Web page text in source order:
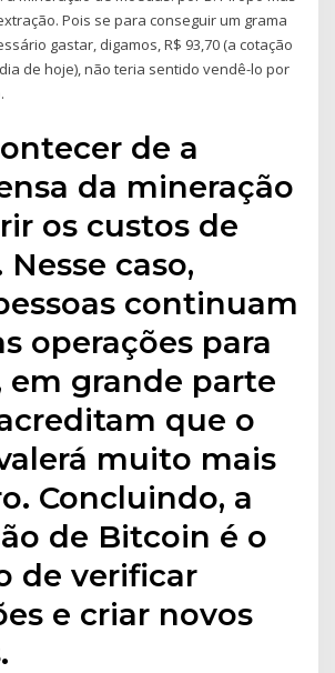
Pois se para conseguir um grama
gastar, digamos, R$ 93,70 (a cotação
de hoje), não teria sentido vendê-lo por
de a
da mineração
os custos de
caso,
continuam
operações para
em grande parte
que o
muito mais
Concluindo, a
de Bitcoin é o
de verificar
e criar novos